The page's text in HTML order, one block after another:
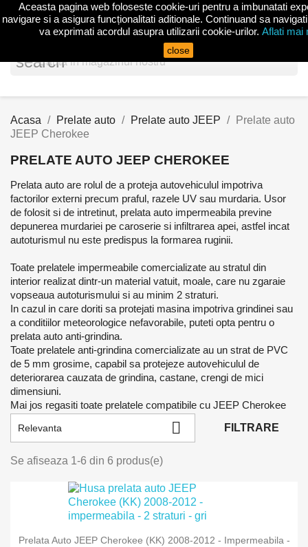
 (0)

search
Acasa Prelate auto Prelate auto JEEP
Prelate auto
JEEP Cherokee
PRELATE AUTO JEEP CHEROKEE
Prelata auto are rolul de a proteja autovehiculul impotriva
factorilor externi precum praful, razele UV sau murdaria. Usor
de folosit si de intretinut, prelata auto impermeabila previne
depunerea murdariei pe caroserie si infiltrarea apei, astfel incat
autoturismul nu este predispus la formarea ruginii.
Toate prelatele impermeabile comercializate au stratul din
interior realizat dintr-un material vatuit, moale, care nu zgaraie
vopseaua autoturismului si au minim 2 straturi.
In cazul in care doriti sa protejati masina impotriva grindinei sau
a conditiilor meteorologice nefavorabile, puteti opta pentru o
prelata auto anti-grindina.
Toate prelatele anti-grindina comercializate au un strat de PVC
de 5 mm grosime, capabil sa protejeze autovehiculul de
deteriorarea cauzata de grindina, castane, crengi de mici
dimensiuni.
Mai jos regasiti toate prelatele compatibile cu JEEP Cherokee
Relevanta  FILTRARE
Se afiseaza 1-6 din 6 produs(e)
Prelata Auto JEEP Cherokee (KK) 2008-2012 - Impermeabila -
Aceasta pagina web foloseste cookie-uri pentru a imbunatati
navigare si a asigura funcționalitati aditionale. Continuand sa
va exprimati acordul asupra utilizarii cookie-urilor. Aflati mai
close